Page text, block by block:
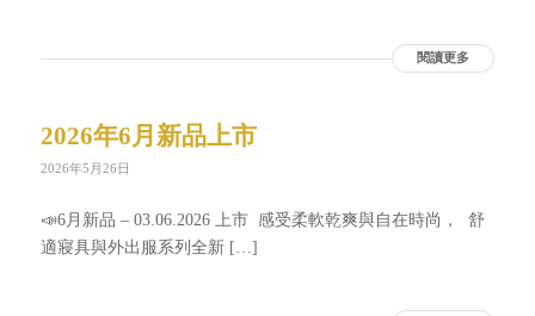
閱讀更多
2026年6月新品上市
2026年5月26日
📣6月新品 – 03.06.2026 上市 感受柔軟乾爽與自在時尚， 舒
適寢具與外出服系列全新 […]